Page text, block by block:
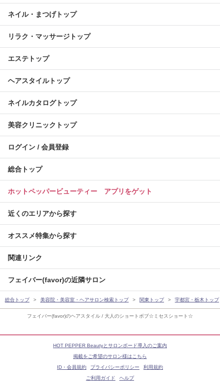
フェイバー(favor)のヘアスタイル / 大人のショートボブ☆ミセスショート☆
ネイル・まつげトップ
リラク・マッサージトップ
エステトップ
ヘアスタイルトップ
ネイルカタログトップ
美容クリニックトップ
ログイン / 会員登録
総合トップ
ホットペッパービューティー アプリをゲット
近くのエリアから探す
オススメ特集から探す
関連リンク
フェイバー(favor)の近隣サロン
総合トップ 美容院・美容室・ヘアサロン検索トップ 関東トップ 宇都宮・栃木トップ
HOT PEPPER Beautyとサロンボード導入のご案内
掲載をご希望のサロン様はこちら
ID・会員規約
プライバシーポリシー
利用規約
ご利用ガイド
ヘルプ